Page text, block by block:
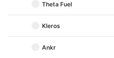
Theta Fuel
Kleros
Ankr